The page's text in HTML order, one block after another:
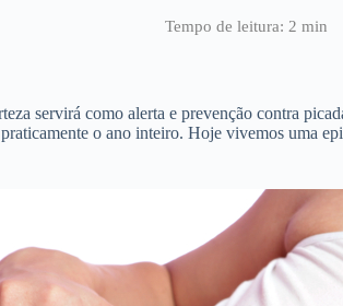
servirá como alerta e prevenção contra
o ano inteiro. Hoje vivemos uma